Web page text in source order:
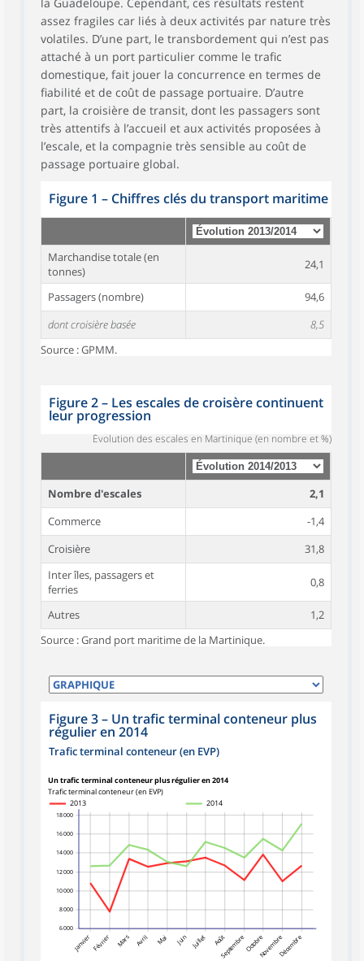
assez fragiles car liés à deux activités par nature très
volatiles. D’une part, le transbordement qui n’est pas
attaché à un port particulier comme le trafic
domestique, fait jouer la concurrence en termes de
fiabilité et de coût de passage portuaire. D’autre
part, la croisière de transit, dont les passagers sont
très attentifs à l’accueil et aux activités proposées à
l’escale, et la compagnie très sensible au coût de
passage portuaire global.
Figure 1 – Chiffres clés du transport maritime
Marchandise totale (en
tonnes)
24,1
Passagers (nombre)
94,6
dont croisière basée
8,5
Source : GPMM.
Figure 2– Les escales de croisère continuent
leur progression
Évolution des escales en Martinique (en nombre et %)
Nombre d'escales
2,1
Commerce
-1,4
Croisière
31,8
Inter îles, passagers et
ferries
0,8
Autres
1,2
Source : Grand port maritime de la Martinique.
Figure 3– Un trafic terminal conteneur plus
régulier en 2014
Trafic terminal conteneur (en EVP)
Un trafic terminal conteneur plus régulier en 2014
Trafic terminal conteneur (en EVP)
6 000
8 000
10 000
12 000
14 000
16 000
18 000
Janvier Février Mars Avril Mai Juin Juillet AoûtSeptembreOctobreNovembreDécembre
2013 2014